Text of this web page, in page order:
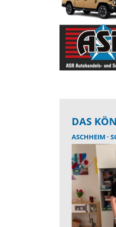
DAS
ASCHHEIM